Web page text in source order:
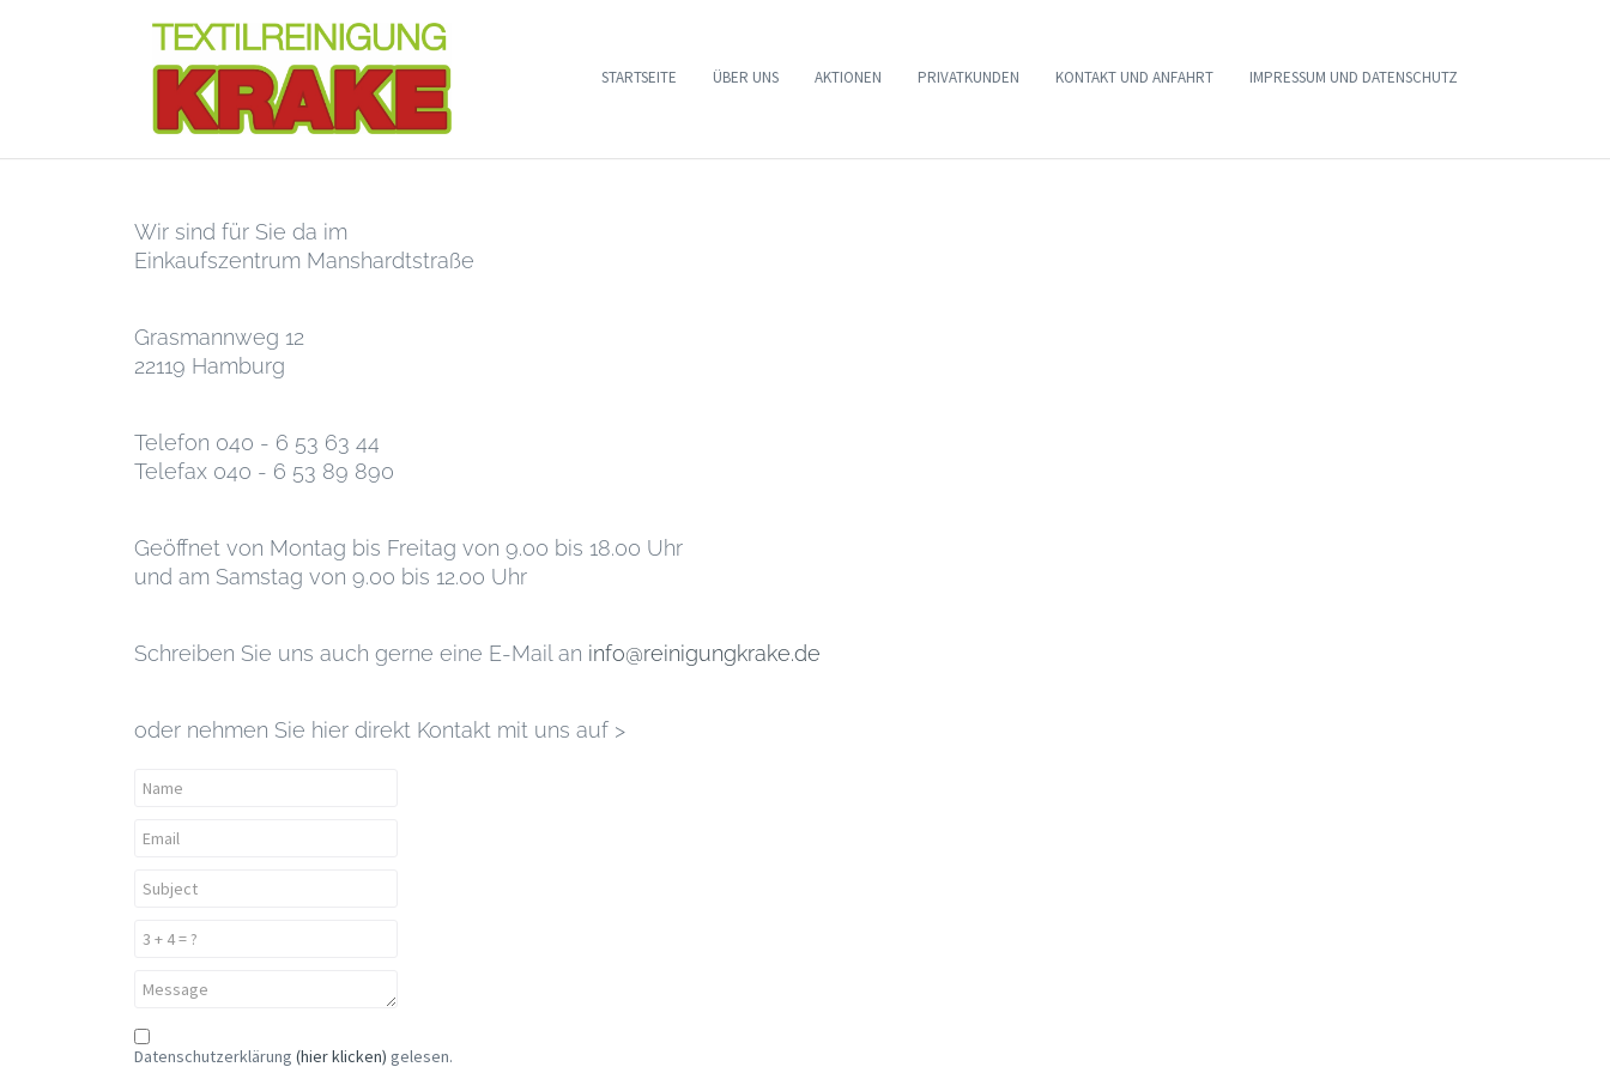
STARTSEITE ÜBER UNS AKTIONEN PRIVATKUNDEN KONTAKT UND ANFAHRT IMPRESSUM UND DATENSCHUTZ
Wir sind für Sie da im
Einkaufszentrum Manshardtstraße
Grasmannweg 12
22119 Hamburg
Telefon 040 - 6 53 63 44
Telefax 040 - 6 53 89 890
Geöffnet von Montag bis Freitag von 9.00 bis 18.00 Uhr
und am Samstag von 9.00 bis 12.00 Uhr
Schreiben Sie uns auch gerne eine E-Mail an info@reinigungkrake.de
oder nehmen Sie hier direkt Kontakt mit uns auf >
Datenschutzerklärung (hier klicken) gelesen.